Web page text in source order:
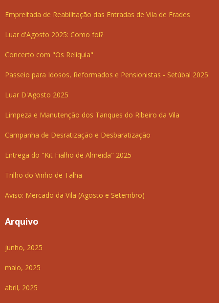
Empreitada de Reabilitação das Entradas de Vila de Frades
Luar d'Agosto 2025: Como foi?
Concerto com "Os Relíquia"
Passeio para Idosos, Reformados e Pensionistas - Setúbal 2025
Luar D'Agosto 2025
Limpeza e Manutenção dos Tanques do Ribeiro da Vila
Campanha de Desratização e Desbaratização
Entrega do "Kit Fialho de Almeida" 2025
Trilho do Vinho de Talha
Aviso: Mercado da Vila (Agosto e Setembro)
Arquivo
junho, 2025
maio, 2025
abril, 2025